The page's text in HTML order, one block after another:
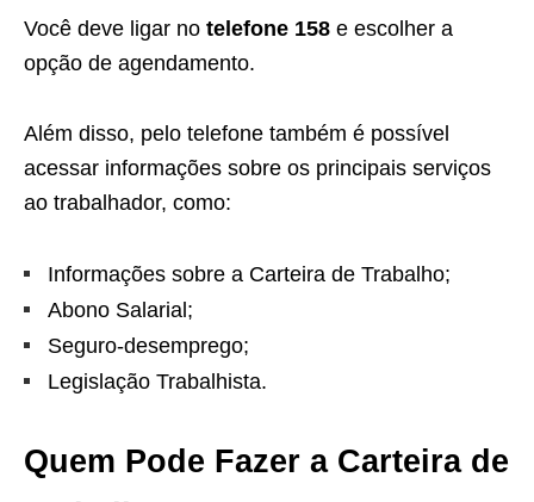
Você deve ligar no telefone 158 e escolher a
opção de agendamento.
Além disso, pelo telefone também é possível
acessar informações sobre os principais serviços
ao trabalhador, como:
Informações sobre a Carteira de Trabalho;
Abono Salarial;
Seguro-desemprego;
Legislação Trabalhista.
Quem Pode Fazer a Carteira de